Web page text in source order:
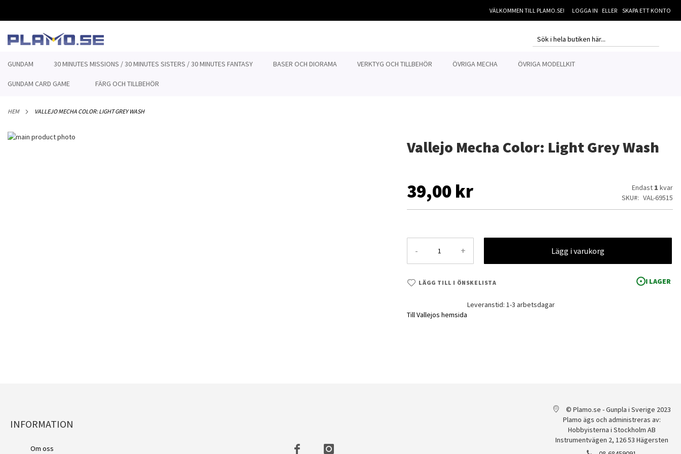
TILL
VÄLKOMMEN TILL PLAMO.SE! LOGGA IN SKAPA ETT KONTO
SEARCH
GUNDAM
30 MINUTES MISSIONS / 30 MINUTES SISTERS / 30 MINUTES FANTASY BASER OCH DIORAMA VERKTYG OCH TILLBEHÖR ÖVRIGA MECHA ÖVRIGA MODELLKIT
GUNDAM CARD GAME FÄRG OCH TILLBEHÖR
HEM VALLEJO MECHA COLOR: LIGHT GREY WASH
Vallejo Mecha Color: Light Grey Wash
39,00 kr Endast 1 kvar
SKU
VAL-69515
- + Lägg i varukorg
LÄGG TILL I ÖNSKELISTA
Till Vallejos hemsida
I LAGER
Leveranstid: 1-3 arbetsdagar
Hoppa
INFORMATION
Om oss
© Plamo.se - Gunpla i Sverige 2023
Plamo ägs och administreras av:
Hobbyisterna i Stockholm AB
Instrumentvägen 2, 126 53 Hägersten